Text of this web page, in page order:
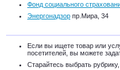
Фонд социального
Энергонадзор пр.Мира, 34
Если вы ищете товар или
посетителей, вы можете
Старайтесь выбрать